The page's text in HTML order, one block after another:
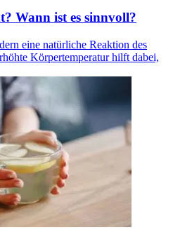
Wann ist es sinnvoll?
eine natürliche Reaktion des
Körpertemperatur hilft dabei,